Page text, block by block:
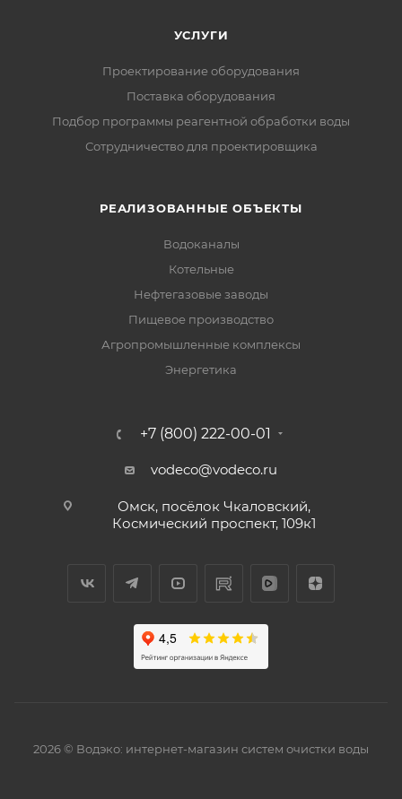
УСЛУГИ
Проектирование оборудования
Поставка оборудования
Подбор программы реагентной обработки воды
Сотрудничество для проектировщика
РЕАЛИЗОВАННЫЕ ОБЪЕКТЫ
Водоканалы
Котельные
Нефтегазовые заводы
Пищевое производство
Агропромышленные комплексы
Энергетика
+7 (800) 222-00-01
vodeco@vodeco.ru
Омск, посёлок Чкаловский,
Космический проспект, 109к1
2026 © Водэко: интернет-магазин систем очистки воды